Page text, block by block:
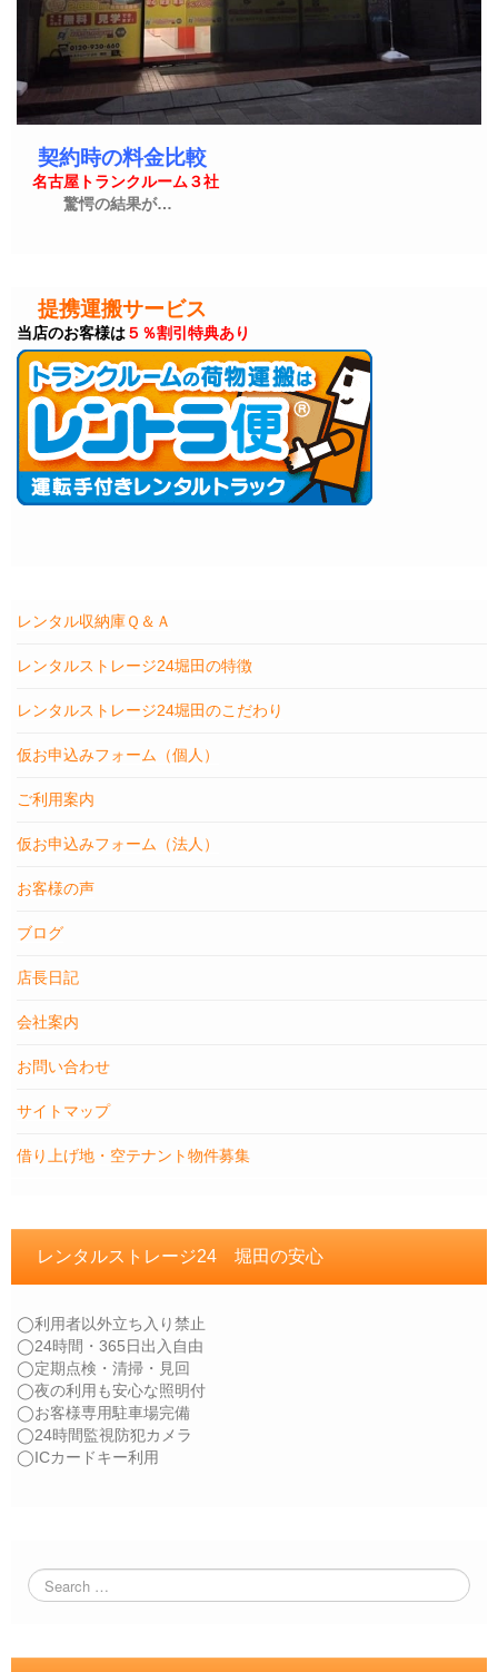
契約時の料金比較
名古屋トランクルーム３社
驚愕の結果が…
提携運搬サービス
当店のお客様は５％割引特典あり
レンタル収納庫Ｑ＆Ａ
レンタルストレージ24堀田の特徴
レンタルストレージ24堀田のこだわり
仮お申込みフォーム（個人）
ご利用案内
仮お申込みフォーム（法人）
お客様の声
ブログ
店長日記
会社案内
お問い合わせ
サイトマップ
借り上げ地・空テナント物件募集
レンタルストレージ24 堀田の安心
◯利用者以外立ち入り禁止
◯24時間・365日出入自由
◯定期点検・清掃・見回
◯夜の利用も安心な照明付
◯お客様専用駐車場完備
◯24時間監視防犯カメラ
◯ICカードキー利用